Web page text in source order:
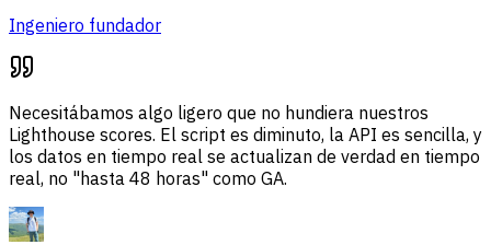
Ingeniero fundador
Necesitábamos algo ligero que no hundiera nuestros
Lighthouse scores. El script es diminuto, la API es sencilla, y
los datos en tiempo real se actualizan de verdad en tiempo
real, no "hasta 48 horas" como GA.